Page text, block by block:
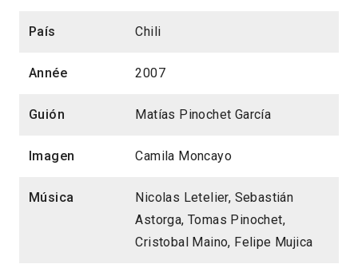
País Chili
Année 2007
Guión Matías Pinochet García
Imagen Camila Moncayo
Música
Nicolas Letelier, Sebastián
Astorga, Tomas Pinochet,
Cristobal Maino, Felipe Mujica